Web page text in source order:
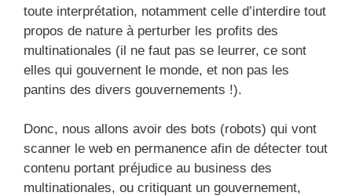
toute interprétation, notamment celle d’interdire tout
propos de nature à perturber les profits des
multinationales (il ne faut pas se leurrer, ce sont
elles qui gouvernent le monde, et non pas les
pantins des divers gouvernements !).
Donc, nous allons avoir des bots (robots) qui vont
scanner le web en permanence afin de détecter tout
contenu portant préjudice au business des
multinationales, ou critiquant un gouvernement,